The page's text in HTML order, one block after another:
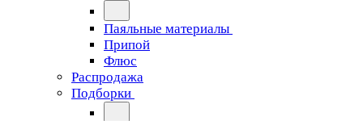
Паяльные материалы
Припой
Флюс
Распродажа
Подборки